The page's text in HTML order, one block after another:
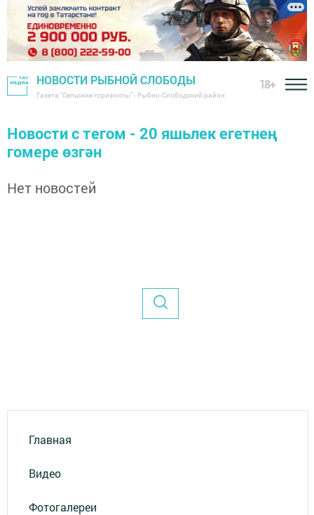
НОВОСТИ РЫБНОЙ СЛОБОДЫ
Газета "Сельские горизонты" - Рыбно-Слободский район
18+
Новости с тегом - 20 яшьлек егетнең
гомере өзгән
Нет новостей
Главная
Видео
Фотогалереи